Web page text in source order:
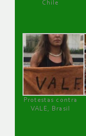
Chile
Protestas contra
VALE, Brasil